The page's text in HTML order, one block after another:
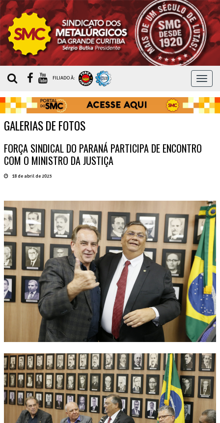
MENU
FILIADO À:
GALERIAS DE FOTOS
FORÇA SINDICAL DO PARANÁ PARTICIPA DE ENCONTRO
COM O MINISTRO DA JUSTIÇA
18 de abril de 2023